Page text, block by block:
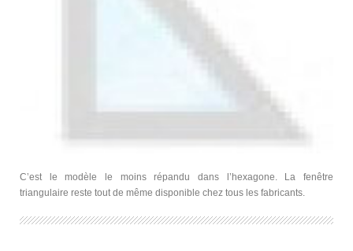
C’est le modèle le moins répandu dans l’hexagone. La fenêtre
triangulaire reste tout de même disponible chez tous les fabricants.